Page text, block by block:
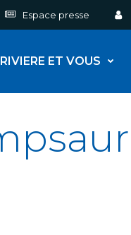
Espace presse
ET VOUS